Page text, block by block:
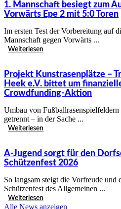
1. Mannschaft besiegt zum
Vorwärts Epe 2 mit 5:0 Toren
Im ersten Test der Vorbereitung auf
Mannschaft gegen Vorwärts ...
Weiterlesen
Projekt Kunstrasenplätze –
Heek e.V. bittet um
Crowdfunding-Aktion
Umbau von
getrennt – in der Sache ...
Weiterlesen
A-Jugend sorgt für den
Schützenfest 2026
So langsam steigt die Vorfreude und
Schützenfest des Allgemeinen ...
Weiterlesen
Alle News anzeigen